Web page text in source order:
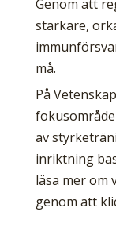
Genom att
starkare,
må.
På
av
inriktning
läsa mer om
genom att